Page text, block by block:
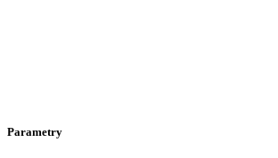
Parametry